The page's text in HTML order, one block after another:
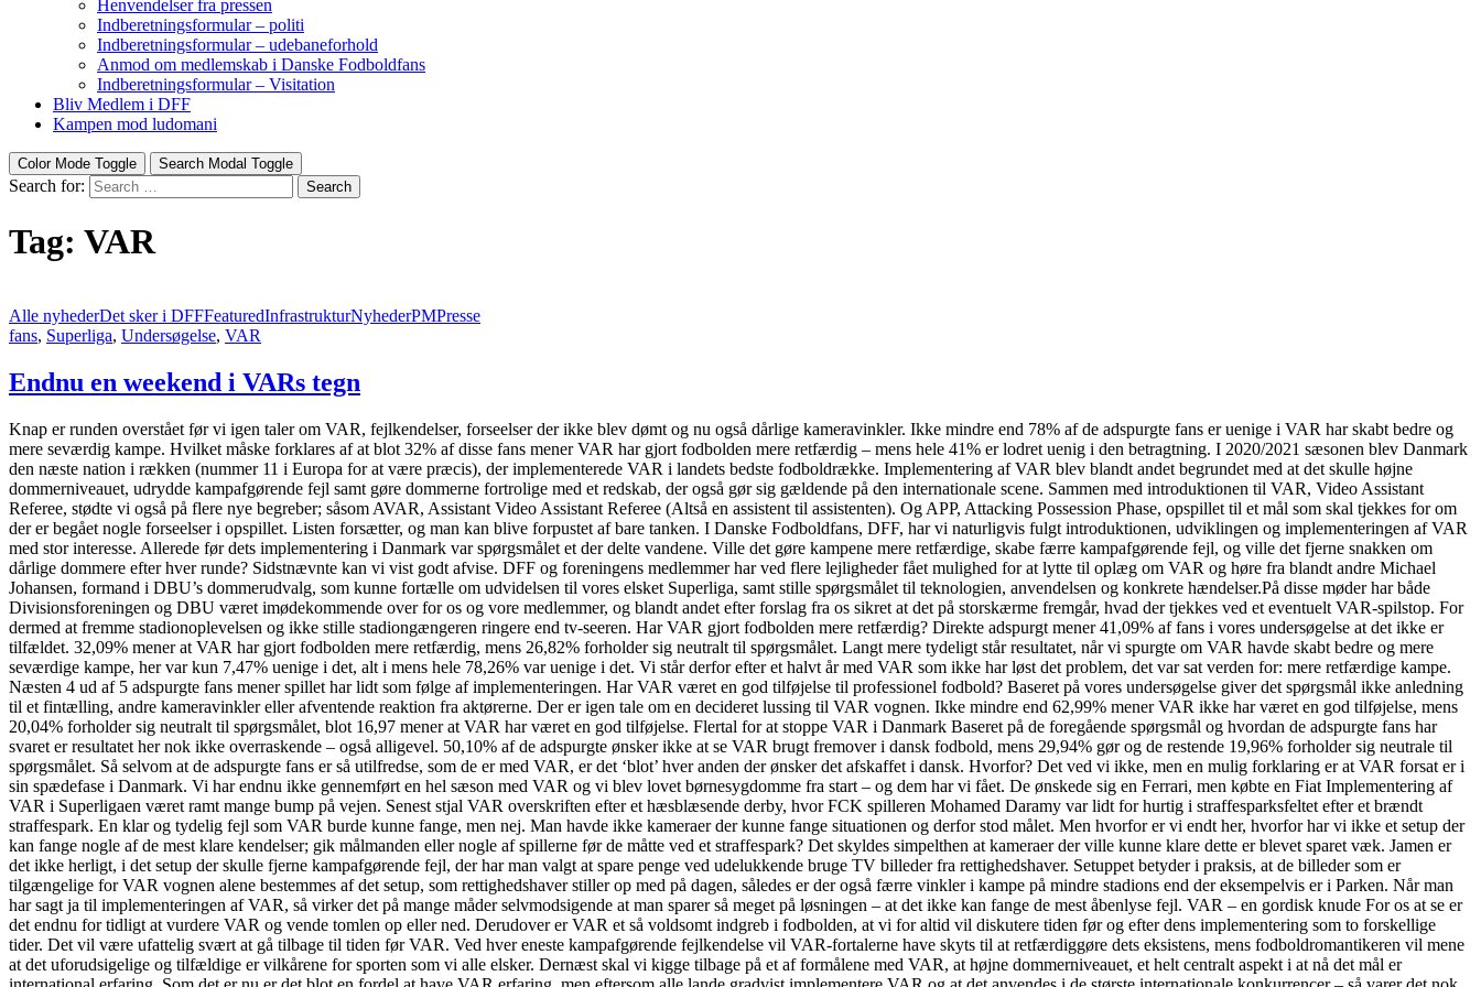
Henvendelser fra pressen
Indberetningsformular – politi
Indberetningsformular – udebaneforhold
Anmod om medlemskab i Danske Fodboldfans
Indberetningsformular – Visitation
Bliv Medlem i DFF
Kampen mod ludomani
Color Mode Toggle Search Modal Toggle
Search for: Search
Tag: VAR
Alle nyhederDet sker i DFFFeaturedInfrastrukturNyhederPMPresse
fans, Superliga, Undersøgelse, VAR
Endnu en weekend i VARs tegn
Knap er runden overstået før vi igen taler om VAR, fejlkendelser, forseelser der ikke blev dømt og nu også dårlige kameravinkler. Ikke mindre end 78% af de adspurgte fans er uenige i VAR har skabt bedre og
mere seværdig kampe. Hvilket måske forklares af at blot 32% af disse fans mener VAR har gjort fodbolden mere retfærdig – mens hele 41% er lodret uenig i den betragtning. I 2020/2021 sæsonen blev Danmark
den næste nation i rækken (nummer 11 i Europa for at være præcis), der implementerede VAR i landets bedste fodboldrække. Implementering af VAR blev blandt andet begrundet med at det skulle højne
dommerniveauet, udrydde kampafgørende fejl samt gøre dommerne fortrolige med et redskab, der også gør sig gældende på den internationale scene. Sammen med introduktionen til VAR, Video Assistant
Referee, stødte vi også på flere nye begreber; såsom AVAR, Assistant Video Assistant Referee (Altså en assistent til assistenten). Og APP, Attacking Possession Phase, opspillet til et mål som skal tjekkes for om
der er begået nogle forseelser i opspillet. Listen forsætter, og man kan blive forpustet af bare tanken. I Danske Fodboldfans, DFF, har vi naturligvis fulgt introduktionen, udviklingen og implementeringen af VAR
med stor interesse. Allerede før dets implementering i Danmark var spørgsmålet et der delte vandene. Ville det gøre kampene mere retfærdige, skabe færre kampafgørende fejl, og ville det fjerne snakken om
dårlige dommere efter hver runde? Sidstnævnte kan vi vist godt afvise. DFF og foreningens medlemmer har ved flere lejligheder fået mulighed for at lytte til oplæg om VAR og høre fra blandt andre Michael
Johansen, formand i DBU’s dommerudvalg, som kunne fortælle om udvidelsen til vores elsket Superliga, samt stille spørgsmålet til teknologien, anvendelsen og konkrete hændelser.På disse møder har både
Divisionsforeningen og DBU været imødekommende over for os og vore medlemmer, og blandt andet efter forslag fra os sikret at det på storskærme fremgår, hvad der tjekkes ved et eventuelt VAR-spilstop. For
dermed at fremme stadionoplevelsen og ikke stille stadiongængeren ringere end tv-seeren. Har VAR gjort fodbolden mere retfærdig? Direkte adspurgt mener 41,09% af fans i vores undersøgelse at det ikke er
tilfældet. 32,09% mener at VAR har gjort fodbolden mere retfærdig, mens 26,82% forholder sig neutralt til spørgsmålet. Langt mere tydeligt står resultatet, når vi spurgte om VAR havde skabt bedre og mere
seværdige kampe, her var kun 7,47% uenige i det, alt i mens hele 78,26% var uenige i det. Vi står derfor efter et halvt år med VAR som ikke har løst det problem, det var sat verden for: mere retfærdige kampe.
Næsten 4 ud af 5 adspurgte fans mener spillet har lidt som følge af implementeringen. Har VAR været en god tilføjelse til professionel fodbold? Baseret på vores undersøgelse giver det spørgsmål ikke anledning
til et fintælling, andre kameravinkler eller afventende reaktion fra aktørerne. Der er igen tale om en decideret lussing til VAR vognen. Ikke mindre end 62,99% mener VAR ikke har været en god tilføjelse, mens
20,04% forholder sig neutralt til spørgsmålet, blot 16,97 mener at VAR har været en god tilføjelse. Flertal for at stoppe VAR i Danmark Baseret på de foregående spørgsmål og hvordan de adspurgte fans har
svaret er resultatet her nok ikke overraskende – også alligevel. 50,10% af de adspurgte ønsker ikke at se VAR brugt fremover i dansk fodbold, mens 29,94% gør og de restende 19,96% forholder sig neutrale til
spørgsmålet. Så selvom at de adspurgte fans er så utilfredse, som de er med VAR, er det ‘blot’ hver anden der ønsker det afskaffet i dansk. Hvorfor? Det ved vi ikke, men en mulig forklaring er at VAR forsat er i
sin spædefase i Danmark. Vi har endnu ikke gennemført en hel sæson med VAR og vi blev lovet børnesygdomme fra start – og dem har vi fået. De ønskede sig en Ferrari, men købte en Fiat Implementering af
VAR i Superligaen været ramt mange bump på vejen. Senest stjal VAR overskriften efter et hæsblæsende derby, hvor FCK spilleren Mohamed Daramy var lidt for hurtig i straffesparksfeltet efter et brændt
straffespark. En klar og tydelig fejl som VAR burde kunne fange, men nej. Man havde ikke kameraer der kunne fange situationen og derfor stod målet. Men hvorfor er vi endt her, hvorfor har vi ikke et setup der
kan fange nogle af de mest klare kendelser; gik målmanden eller nogle af spillerne før de måtte ved et straffespark? Det skyldes simpelthen at kameraer der ville kunne klare dette er blevet sparet væk. Jamen er
det ikke herligt, i det setup der skulle fjerne kampafgørende fejl, der har man valgt at spare penge ved udelukkende bruge TV billeder fra rettighedshaver. Setuppet betyder i praksis, at de billeder som er
tilgængelige for VAR vognen alene bestemmes af det setup, som rettighedshaver stiller op med på dagen, således er der også færre vinkler i kampe på mindre stadions end der eksempelvis er i Parken. Når man
har sagt ja til implementeringen af VAR, så virker det på mange måder selvmodsigende at man sparer så meget på løsningen – at det ikke kan fange de mest åbenlyse fejl. VAR – en gordisk knude For os at se er
det endnu for tidligt at vurdere VAR og vende tomlen op eller ned. Derudover er VAR et så voldsomt indgreb i fodbolden, at vi for altid vil diskutere tiden før og efter dens implementering som to forskellige
tider. Det vil være ufattelig svært at gå tilbage til tiden før VAR. Ved hver eneste kampafgørende fejlkendelse vil VAR-fortalerne have skyts til at retfærdiggøre dets eksistens, mens fodboldromantikeren vil mene
at det uforudsigelige og tilfældige er vilkårene for sporten som vi alle elsker. Dernæst skal vi kigge tilbage på et af formålene med VAR, at højne dommerniveauet, et helt centralt aspekt i at nå det mål er